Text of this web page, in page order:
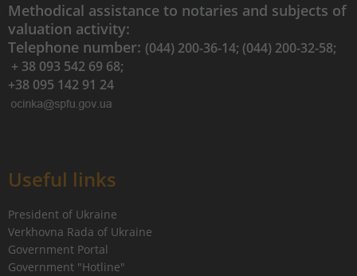
Methodical assistance to notaries and subjects of
valuation activity:
Telephone number: (044) 200-36-14; (044) 200-32-58;
+ 38 093 542 69 68;
+38 095 142 91 24
Useful links
President of Ukraine
Verkhovna Rada of Ukraine
Government Portal
Government "Hotline"